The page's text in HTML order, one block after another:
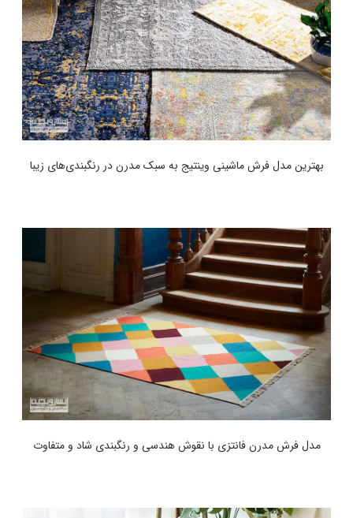
بهترین مدل فرش ماشینی وینتیج به سبک مدرن در رنگبندی‌های زیبا
مدل فرش مدرن فانتزی با نقوش هندسی و رنگبندی شاد و متفاوت